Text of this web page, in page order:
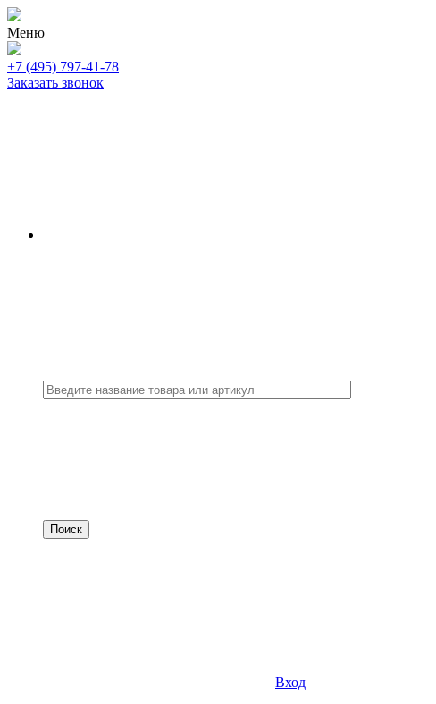
Меню
+7 (495) 797-41-78
Заказать звонок
Вход